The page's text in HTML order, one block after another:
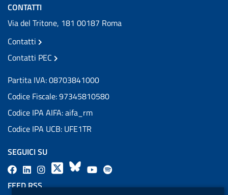
CONTATTI
Via del Tritone, 181 00187 Roma
Contatti
Contatti PEC
Partita IVA: 08703841000
Codice Fiscale: 97345810580
Codice IPA AIFA: aifa_rm
Codice IPA UCB: UFE1TR
SEGUICI SU
F
a
L
i
X
B
Y l
FEED RSS